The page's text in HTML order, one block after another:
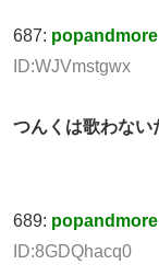
687: popandmore
ID:WJVmstgwx
つんくは歌わな
689: popandmore
ID:8GDQhacq0